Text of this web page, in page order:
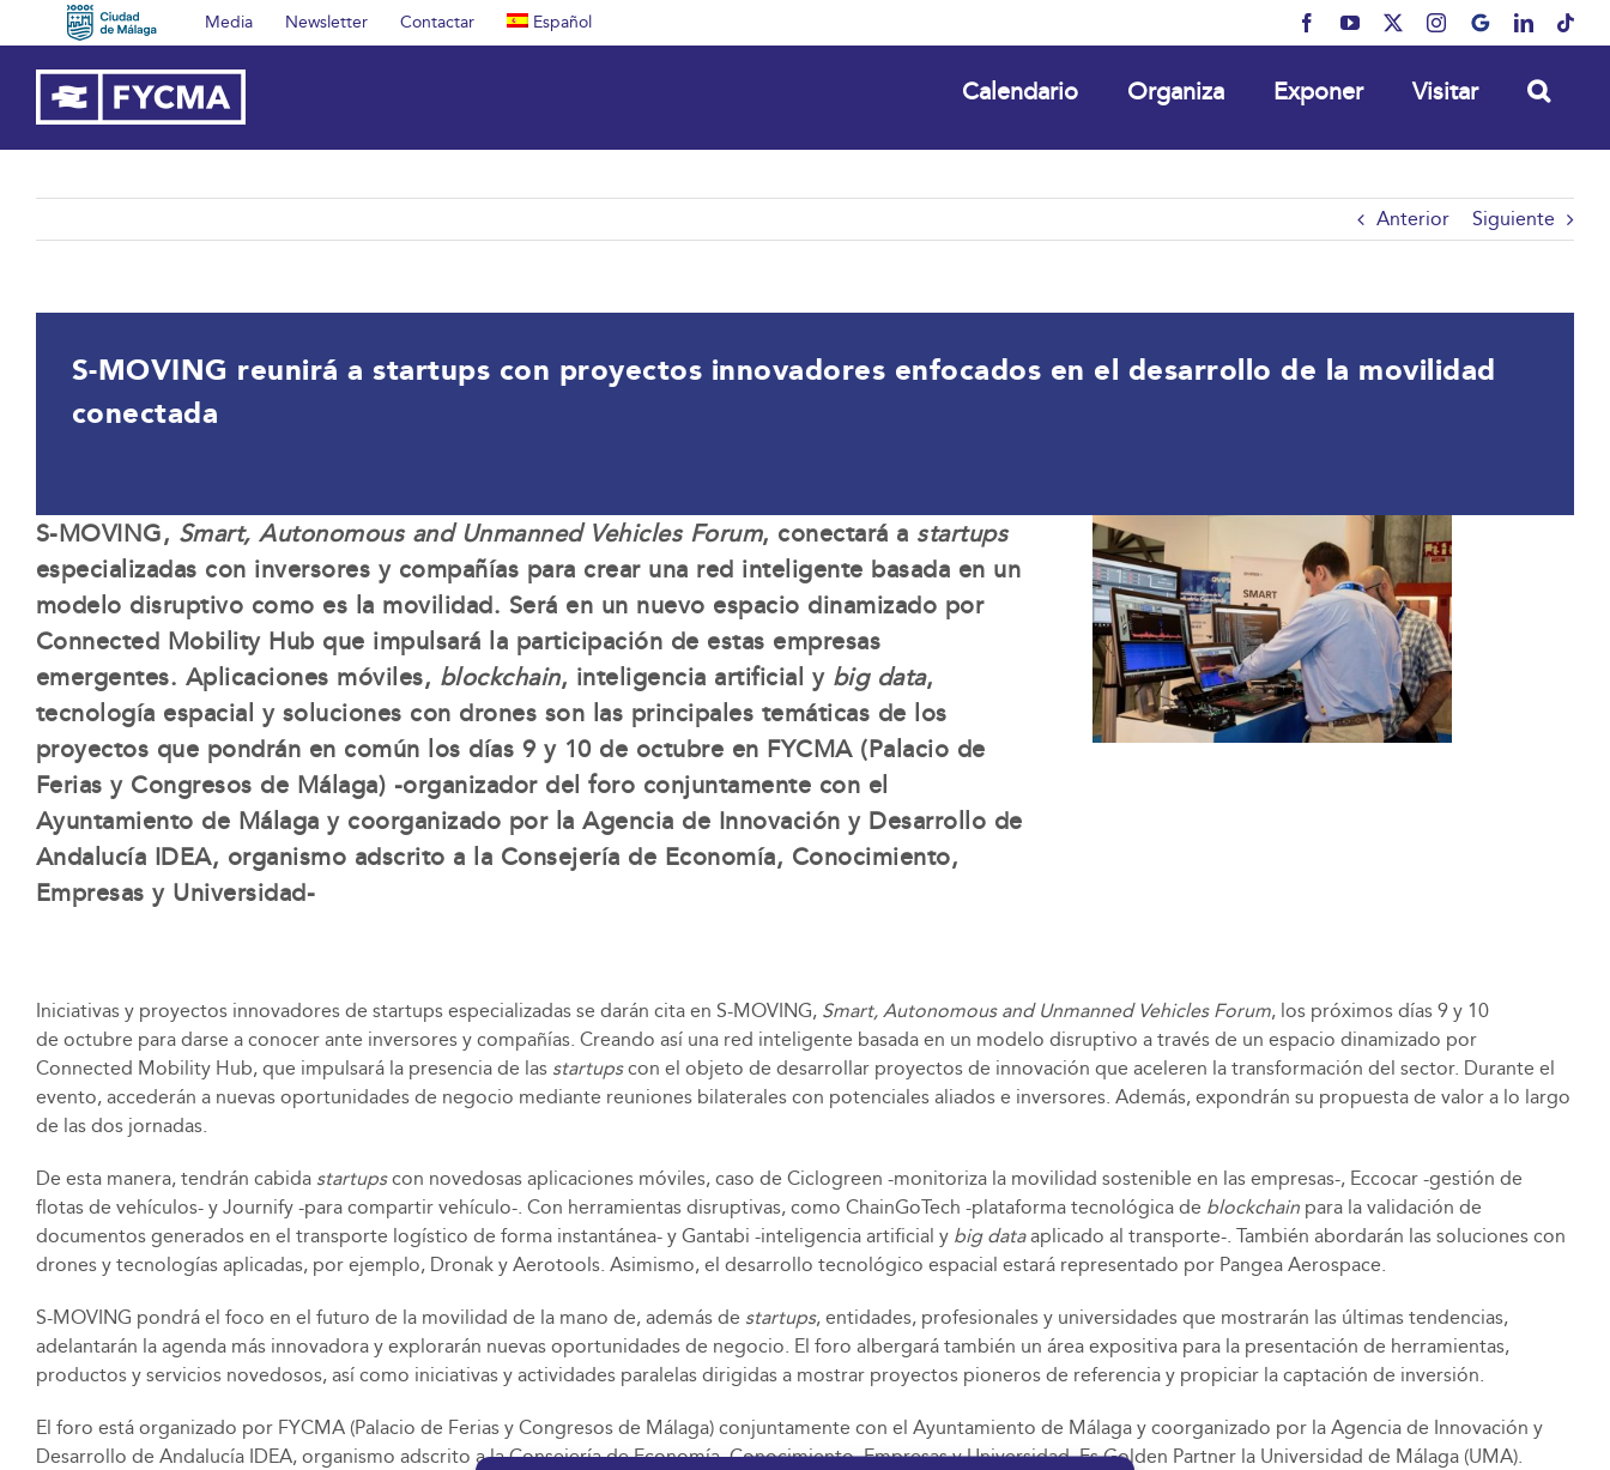
al
contenido
Media Newsletter Contactar Español FacebookYouTube Instagram
MyBusinessLinkedIn
Calendario Organiza Exponer Visitar
Anterior Siguiente
S-MOVING reunirá a startups con proyectos innovadores enfocados en el desarrollo de la movilidad
conectada
S-MOVING, Smart, Autonomous and Unmanned Vehicles Forum, conectará a startups
especializadas con inversores y compañías para crear una red inteligente basada en un
modelo disruptivo como es la movilidad. Será en un nuevo espacio dinamizado por
Connected Mobility Hub que impulsará la participación de estas empresas
emergentes. Aplicaciones móviles, blockchain, inteligencia artificial y big data,
tecnología espacial y soluciones con drones son las principales temáticas de los
proyectos que pondrán en común los días 9 y 10 de octubre en FYCMA (Palacio de
Ferias y Congresos de Málaga) -organizador del foro conjuntamente con el
Ayuntamiento de Málaga y coorganizado por la Agencia de Innovación y Desarrollo de
Andalucía IDEA, organismo adscrito a la Consejería de Economía, Conocimiento,
Empresas y Universidad-
Iniciativas y proyectos innovadores de startups especializadas se darán cita en S-MOVING, Smart, Autonomous and Unmanned Vehicles Forum, los próximos días 9 y 10
de octubre para darse a conocer ante inversores y compañías. Creando así una red inteligente basada en un modelo disruptivo a través de un espacio dinamizado por
Connected Mobility Hub, que impulsará la presencia de las startupscon el objeto de desarrollar proyectos de innovación que aceleren la transformación del sector. Durante el
evento, accederán a nuevas oportunidades de negocio mediante reuniones bilaterales con potenciales aliados e inversores. Además, expondrán su propuesta de valor a lo largo
de las dos jornadas.
De esta manera, tendrán cabida startupscon novedosas aplicaciones móviles, caso de Ciclogreen -monitoriza la movilidad sostenible en las empresas-, Eccocar -gestión de
flotas de vehículos- y Journify -para compartir vehículo-. Con herramientas disruptivas, como ChainGoTech -plataforma tecnológica de blockchainpara la validación de
documentos generados en el transporte logístico de forma instantánea- y Gantabi -inteligencia artificial y big dataaplicado al transporte-. También abordarán las soluciones con
drones y tecnologías aplicadas, por ejemplo, Dronak y Aerotools. Asimismo, el desarrollo tecnológico espacial estará representado por Pangea Aerospace.
S-MOVING pondrá el foco en el futuro de la movilidad de la mano de, además de startups, entidades, profesionales y universidades que mostrarán las últimas tendencias,
adelantarán la agenda más innovadora y explorarán nuevas oportunidades de negocio. El foro albergará también un área expositiva para la presentación de herramientas,
productos y servicios novedosos, así como iniciativas y actividades paralelas dirigidas a mostrar proyectos pioneros de referencia y propiciar la captación de inversión.
El foro está organizado por FYCMA (Palacio de Ferias y Congresos de Málaga) conjuntamente con el Ayuntamiento de Málaga y coorganizado por la Agencia de Innovación y
Desarrollo de Andalucía IDEA, organismo adscrito a la Consejería de Economía, Conocimiento, Empresas y Universidad. Es Golden Partner la Universidad de Málaga (UMA).